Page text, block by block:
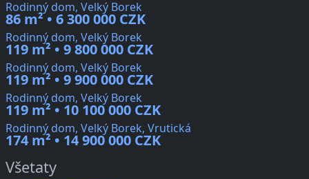
Rodinný dom, Velký Borek
86 m² • 6 300 000 CZK
Rodinný dom, Velký Borek
119 m² • 9 800 000 CZK
Rodinný dom, Velký Borek
119 m² • 9 900 000 CZK
Rodinný dom, Velký Borek
119 m² • 10 100 000 CZK
Rodinný dom, Velký Borek, Vrutická
174 m² • 14 900 000 CZK
Všetaty